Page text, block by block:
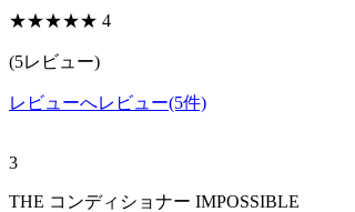
★★★★★ 4
(5レビュー)
レビューへレビュー(5件)
3
THE コンディショナー IMPOSSIBLE